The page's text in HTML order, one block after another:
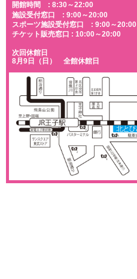
開館時間 : 8:30～22:00
施設受付窓口 : 9:00～20:00
スポーツ施設受付窓口 : 9:00～20:00
チケット販売窓口 : 10:00～20:00
次回休館日
8月9日（日） 全館休館日